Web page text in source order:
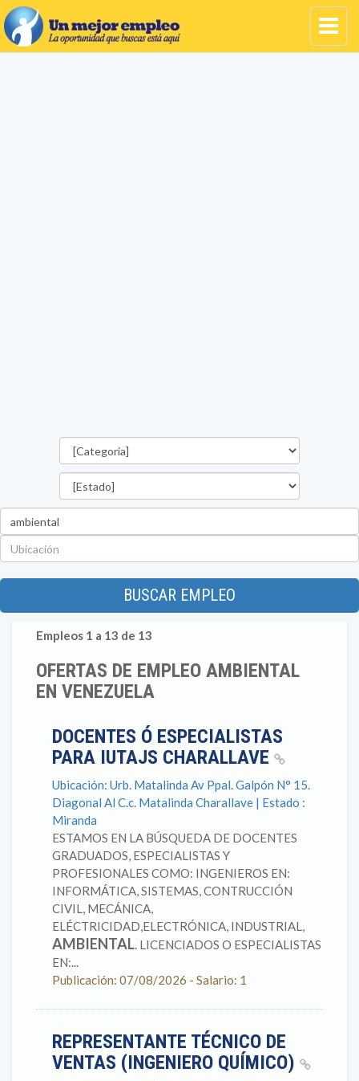
BUSCAR EMPLEO
Empleos 1 a 13 de 13
OFERTAS DE EMPLEO AMBIENTAL
EN VENEZUELA
DOCENTES Ó ESPECIALISTAS
PARA IUTAJS CHARALLAVE
Ubicación: Urb. Matalinda Av Ppal. Galpón N° 15.
Diagonal Al C.c. Matalinda Charallave | Estado :
Miranda
ESTAMOS EN LA BÚSQUEDA DE DOCENTES
GRADUADOS, ESPECIALISTAS Y
PROFESIONALES COMO: INGENIEROS EN:
INFORMÁTICA, SISTEMAS, CONTRUCCIÓN
CIVIL, MECÁNICA,
ELÉCTRICIDAD,ELECTRÓNICA, INDUSTRIAL,
AMBIENTAL. LICENCIADOS O ESPECIALISTAS
EN:...
Publicación: 07/08/2026 - Salario: 1
REPRESENTANTE TÉCNICO DE
VENTAS (INGENIERO QUÍMICO)